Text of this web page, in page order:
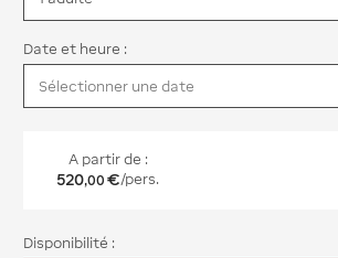
Date et heure :
A partir de :
520,00 €/pers.
Disponibilité :